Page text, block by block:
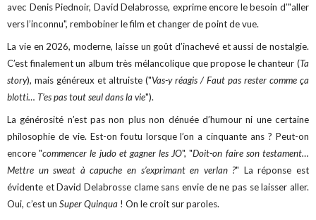
avec Denis Piednoir, David Delabrosse, exprime encore le besoin d’"aller
vers l’inconnu", rembobiner le film et changer de point de vue.
La vie en 2026, moderne, laisse un goût d’inachevé et aussi de nostalgie.
C’est finalement un album très mélancolique que propose le chanteur (Ta
story), mais généreux et altruiste ("Vas-y réagis / Faut pas rester comme ça
blotti… T’es pas tout seul dans la vie").
La générosité n’est pas non plus non dénuée d’humour ni une certaine
philosophie de vie. Est-on foutu lorsque l’on a cinquante ans ? Peut-on
encore "commencer le judo et gagner les JO", "Doit-on faire son testament…
Mettre un sweat à capuche en s’exprimant en verlan ?" La réponse est
évidente et David Delabrosse clame sans envie de ne pas se laisser aller.
Oui, c’est unSuper Quinqua ! On le croit sur paroles.